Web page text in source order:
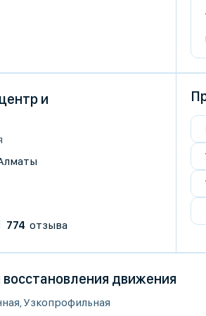
и
774 отзыва
движения
Узкопрофильная